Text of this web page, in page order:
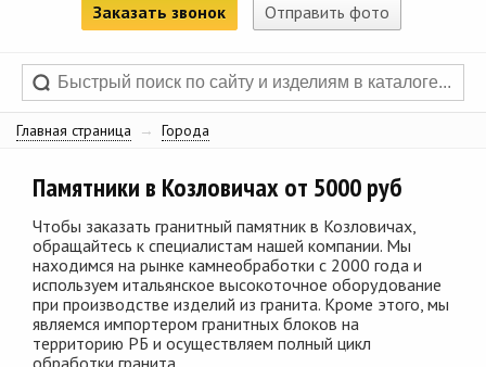
Заказать звонок Отправить фото
Главная страница → Города
Памятники в Козловичах от 5000 руб
Чтобы заказать гранитный памятник в Козловичах,
обращайтесь к специалистам нашей компании. Мы
находимся на рынке камнеобработки с 2000 года и
используем итальянское высокоточное оборудование
при производстве изделий из гранита. Кроме этого, мы
являемся импортером гранитных блоков на
территорию РБ и осуществляем полный цикл
обработки гранита.